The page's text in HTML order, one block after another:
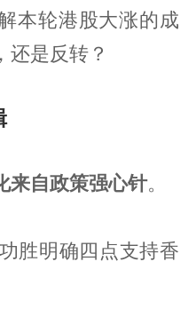
本轮港股大涨的成
还是反转？
来自政策强心针。
胜明确四点支持香